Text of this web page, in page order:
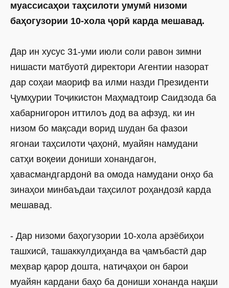
муассисаҳои таҳсилоти умумӣ низоми
баҳогузории 10-хола ҷорӣ карда мешавад.
Дар ин хусус 31-уми июли соли равон зимни
нишасти матбуотӣ директори Агентии назорат
дар соҳаи маориф ва илми назди Президенти
Ҷумҳурии Тоҷикистон Маҳмадтоир Саидзода ба
хабарнигорон иттилоъ дод ва афзуд, ки ин
низом бо мақсади ворид шудан ба фазои
ягонаи таҳсилоти ҷаҳонӣ, муайян намудани
сатҳи воқеии дониши хонандагон,
ҳавасмандгардонӣ ва омода намудани онҳо ба
зинаҳои минбаъдаи таҳсилот роҳандозӣ карда
мешавад.
- Дар низоми баҳогузории 10-хола арзёбиҳои
ташхисӣ, ташаккулдиҳанда ва ҷамъбастӣ дар
меҳвар қарор дошта, натиҷаҳои он барои
муайян кардани баҳо ба дониши хонанда нақши